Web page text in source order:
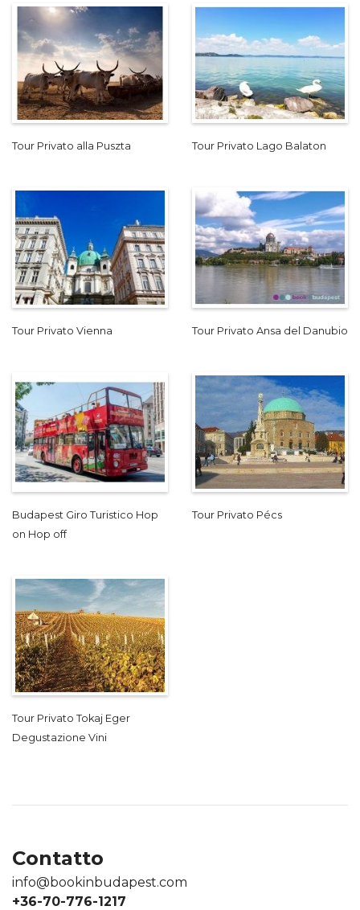
Tour Privato alla Puszta Tour Privato Lago Balaton
Tour Privato Vienna Tour Privato Ansa del Danubio
Budapest Giro Turistico Hop
on Hop off
Tour Privato Pécs
Tour Privato Tokaj Eger
Degustazione Vini
Contatto
info@bookinbudapest.com
+36-70-776-1217